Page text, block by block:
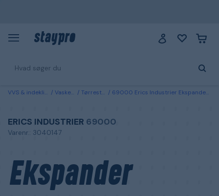
VVS & indeklima Vaskerum Tørrestativer 69000 Erics Industrier Ekspander stang 1400-2100 mm
ERICS INDUSTRIER 69000
Varenr.: 3040147
Ekspander